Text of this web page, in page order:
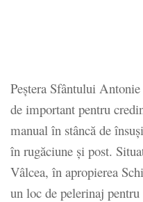
Peștera Sfântului
de important pentru
manual în stâncă de
în rugăciune și post.
Vâlcea, în apropierea
un loc de pelerinaj